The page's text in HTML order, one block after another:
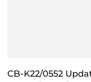
CB-K22/0552